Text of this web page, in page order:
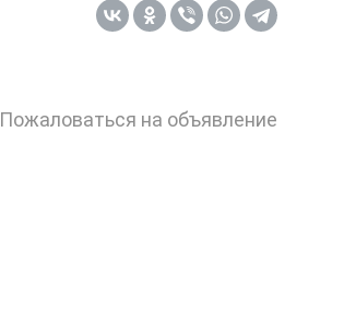
Пожаловаться на объявление